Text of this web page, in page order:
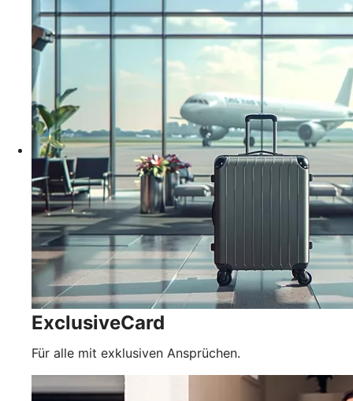
ExclusiveCard
Für alle mit exklusiven Ansprüchen.